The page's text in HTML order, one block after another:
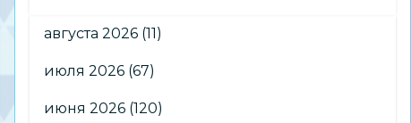
августа 2026 (11)
июля 2026 (67)
июня 2026 (120)